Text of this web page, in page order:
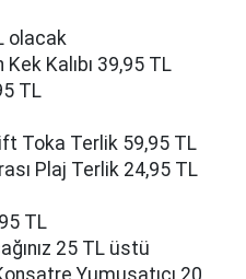
olacak
Kalıbı 39,95 TL
TL
Toka Terlik 59,95 TL
Plaj Terlik 24,95 TL
TL
25 TL üstü
Yumuşatıcı 20